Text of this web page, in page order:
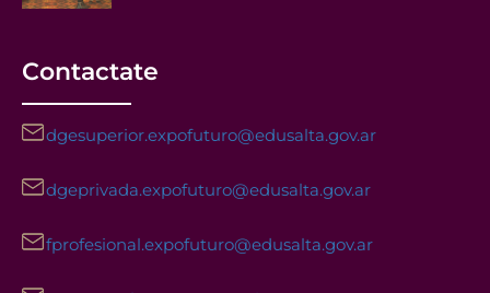
Contactate
dgesuperior.expofuturo@edusalta.gov.ar
dgeprivada.expofuturo@edusalta.gov.ar
fprofesional.expofuturo@edusalta.gov.ar